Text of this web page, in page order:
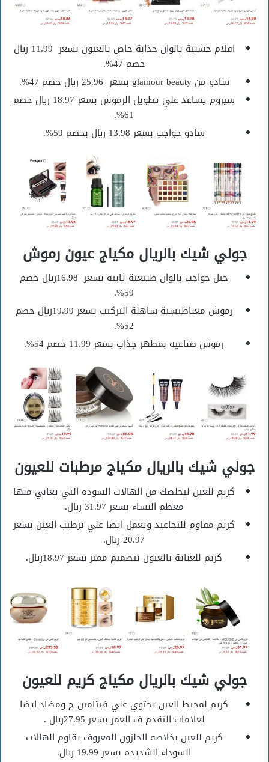
اقلام خشبية بالوان جذابة خاص بالعيون بسعر 11.99 ريال
خصم 47%.
شادو من glamour beauty بسعر 25.96 ريال خصم 47%.
سيروم يساعد علي تطويل الرموش بسعر 18.97 ريال خصم
61%.
شادو حواجب بسعر 13.98 ريال بخصم 59%.
جولي شيك بالريال مكياج عيون رموش
جيل حواجب بالوان طبيعية ثابته بسعر 16.98ريال خصم
59%.
رموش مغناطيسية ساهلة التركيب بسعر 19.99ريال خصم
52%.
رموش صناعيه بمظهر جذاب بسعر 11.99 خصم 54%.
جولي شيك بالريال مكياج مرطبات للعيون
كريم للعين ليخلصك من الهالات السوده التي يعاني منها
معظم النساء بسعر 31.97 ريال.
كريم مقاوم للتجاعيد ويعمل ايضا علي ترطيب العين بسعر
20.97 ريال.
كريم للعناية بالعيون بتصميم مميز بسعر 18.97ريال.
جولي شيك بالريال مكياج كريم للعيون
كريم لمحيط العين يحتوي علي فيتامين ج ومضاد ايضا
لعلامات التقدم ف العمر بسعر 27.95ريال .
كريم للعين بخلاصه الحلزون المعروف يقاوم الهالات
السوداء الشديده بسعر 19.99 ريال.